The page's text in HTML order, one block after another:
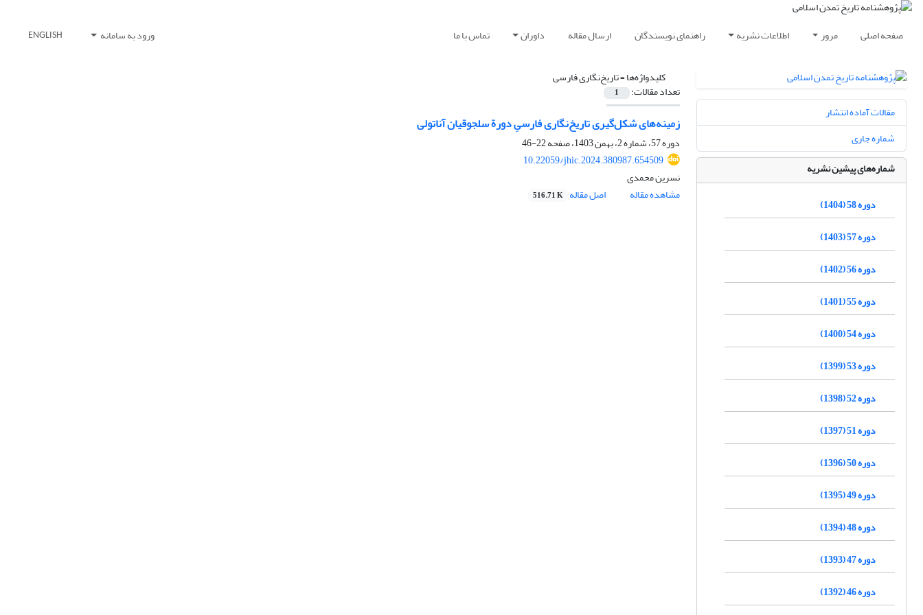
صفحه اصلی مرور اطلاعات نشریه راهنمای نویسندگان ارسال مقاله داوران تماس با ما ورود به سامانه ENGLISH
کلیدواژه‌ها =تاریخ‌نگاری فارسی
تعداد مقالات: 1
زمینه‌های شکل‌گیری تاریخ‌نگاری فارسیِ دورة سلجوقیان آناتولی
دوره 57، شماره 2، بهمن 1403، صفحه
22-46
10.22059/jhic.2024.380987.654509
نسرین محمدی
مشاهده مقاله
اصل مقاله 516.71 K
مقالات آماده انتشار
شماره جاری
شماره‌های پیشین نشریه
دوره 58 (1404)
دوره 57 (1403)
دوره 56 (1402)
دوره 55 (1401)
دوره 54 (1400)
دوره 53 (1399)
دوره 52 (1398)
دوره 51 (1397)
دوره 50 (1396)
دوره 49 (1395)
دوره 48 (1394)
دوره 47 (1393)
دوره 46 (1392)